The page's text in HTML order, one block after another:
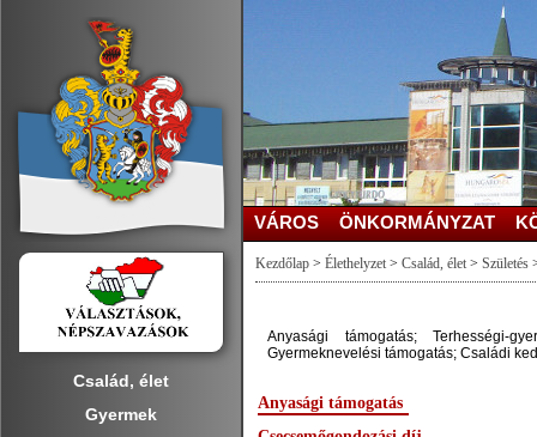
Család, élet
Gyermek
VÁROS ÖNKORMÁNYZAT
Kezdőlap > Élethelyzet > Család, élet > Születés
Anyasági támogatás; Terhességi-
Gyermeknevelési támogatás; Családi
Anyasági támogatás